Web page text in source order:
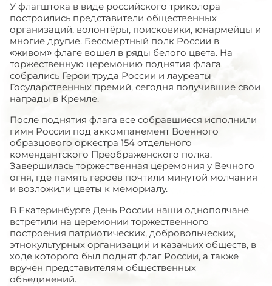
У флагштока в виде российского триколора
построились представители общественных
организаций, волонтёры, поисковики, юнармейцы и
многие другие. Бессмертный полк России в
«живом» флаге вошел в ряды белого цвета. На
торжественную церемонию поднятия флага
собрались Герои труда России и лауреаты
Государственных премий, сегодня получившие свои
награды в Кремле.
После поднятия флага все собравшиеся исполнили
гимн России под аккомпанемент Военного
образцового оркестра 154 отдельного
комендантского Преображенского полка.
Завершилась торжественная церемония у Вечного
огня, где память героев почтили минутой молчания
и возложили цветы к мемориалу.
В Екатеринбурге День России наши однополчане
встретили на церемонии торжественного
построения патриотических, добровольческих,
этнокультурных организаций и казачьих обществ, в
ходе которого был поднят флаг России, а также
вручен представителям общественных
объединений.